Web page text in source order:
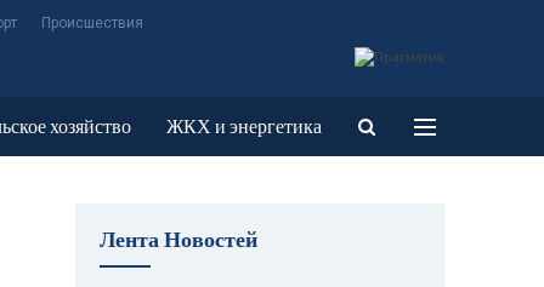
Происшествия
хозяйство ЖКХ и энергетика
Лента Новостей